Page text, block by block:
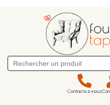
Contactez-nous